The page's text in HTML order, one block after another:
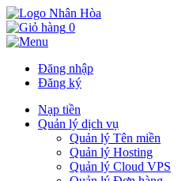
0
Đăng nhập
Đăng ký
Nạp tiền
Quản lý dịch vụ
Quản lý Tên miền
Quản lý Hosting
Quản lý Cloud VPS